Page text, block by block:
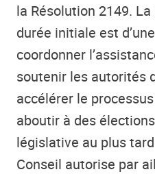
la Résolution 2149.
durée initiale est
coordonner
soutenir les autorités
accélérer le
aboutir à des
législative au plus
Conseil autorise par